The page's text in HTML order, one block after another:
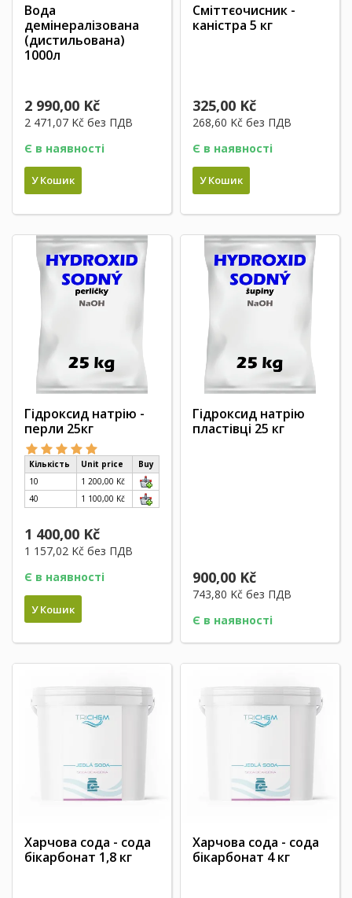
Вода
демінералізована
(дистильована)
1000л
2 990,00 Kč
2 471,07 Kč без ПДВ
Є в наявності
У Кошик
Сміттєочисник -
каністра 5 кг
325,00 Kč
268,60 Kč без ПДВ
Є в наявності
У Кошик
Гідроксид натрію -
перли 25кг
Кількість Unit price
Buy
10
1 200,00 Kč
40
1 100,00 Kč
1 400,00 Kč
1 157,02 Kč без ПДВ
Є в наявності
У Кошик
Гідроксид натрію
пластівці 25 кг
900,00 Kč
743,80 Kč без ПДВ
Є в наявності
Харчова сода - сода
бікарбонат 1,8 кг
Харчова сода - сода
бікарбонат 4 кг